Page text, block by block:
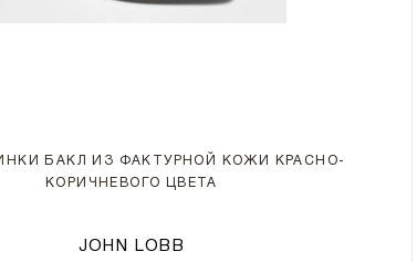
БАКЛ ИЗ ФАКТУРНОЙ КОЖИ КРАСНО-
КОРИЧНЕВОГО ЦВЕТА
JOHN LOBB